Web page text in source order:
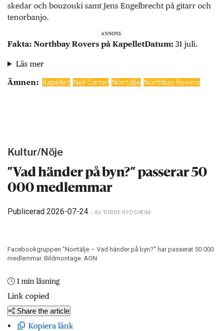
skedar och bouzouki samt Jens Engelbrecht på gitarr och
tenorbanjo.
ANNONS
Fakta: Northbay Rovers på KapelletDatum: 31 juli.
Läs mer
Ämnen: Kapellet Neil Carter Norrtälje Northbay Rovers
Kultur/Nöje
”Vad händer på byn?” passerar 50
000 medlemmar
Publicerad 2026-07-24 – AV TOBBE RYDSHEIM
Facebookgruppen ”Norrtälje – Vad händer på byn?” har passerat 50 000
medlemmar. Bildmontage: AON
1 min läsning
Link copied
Share the article
Kopiera länk